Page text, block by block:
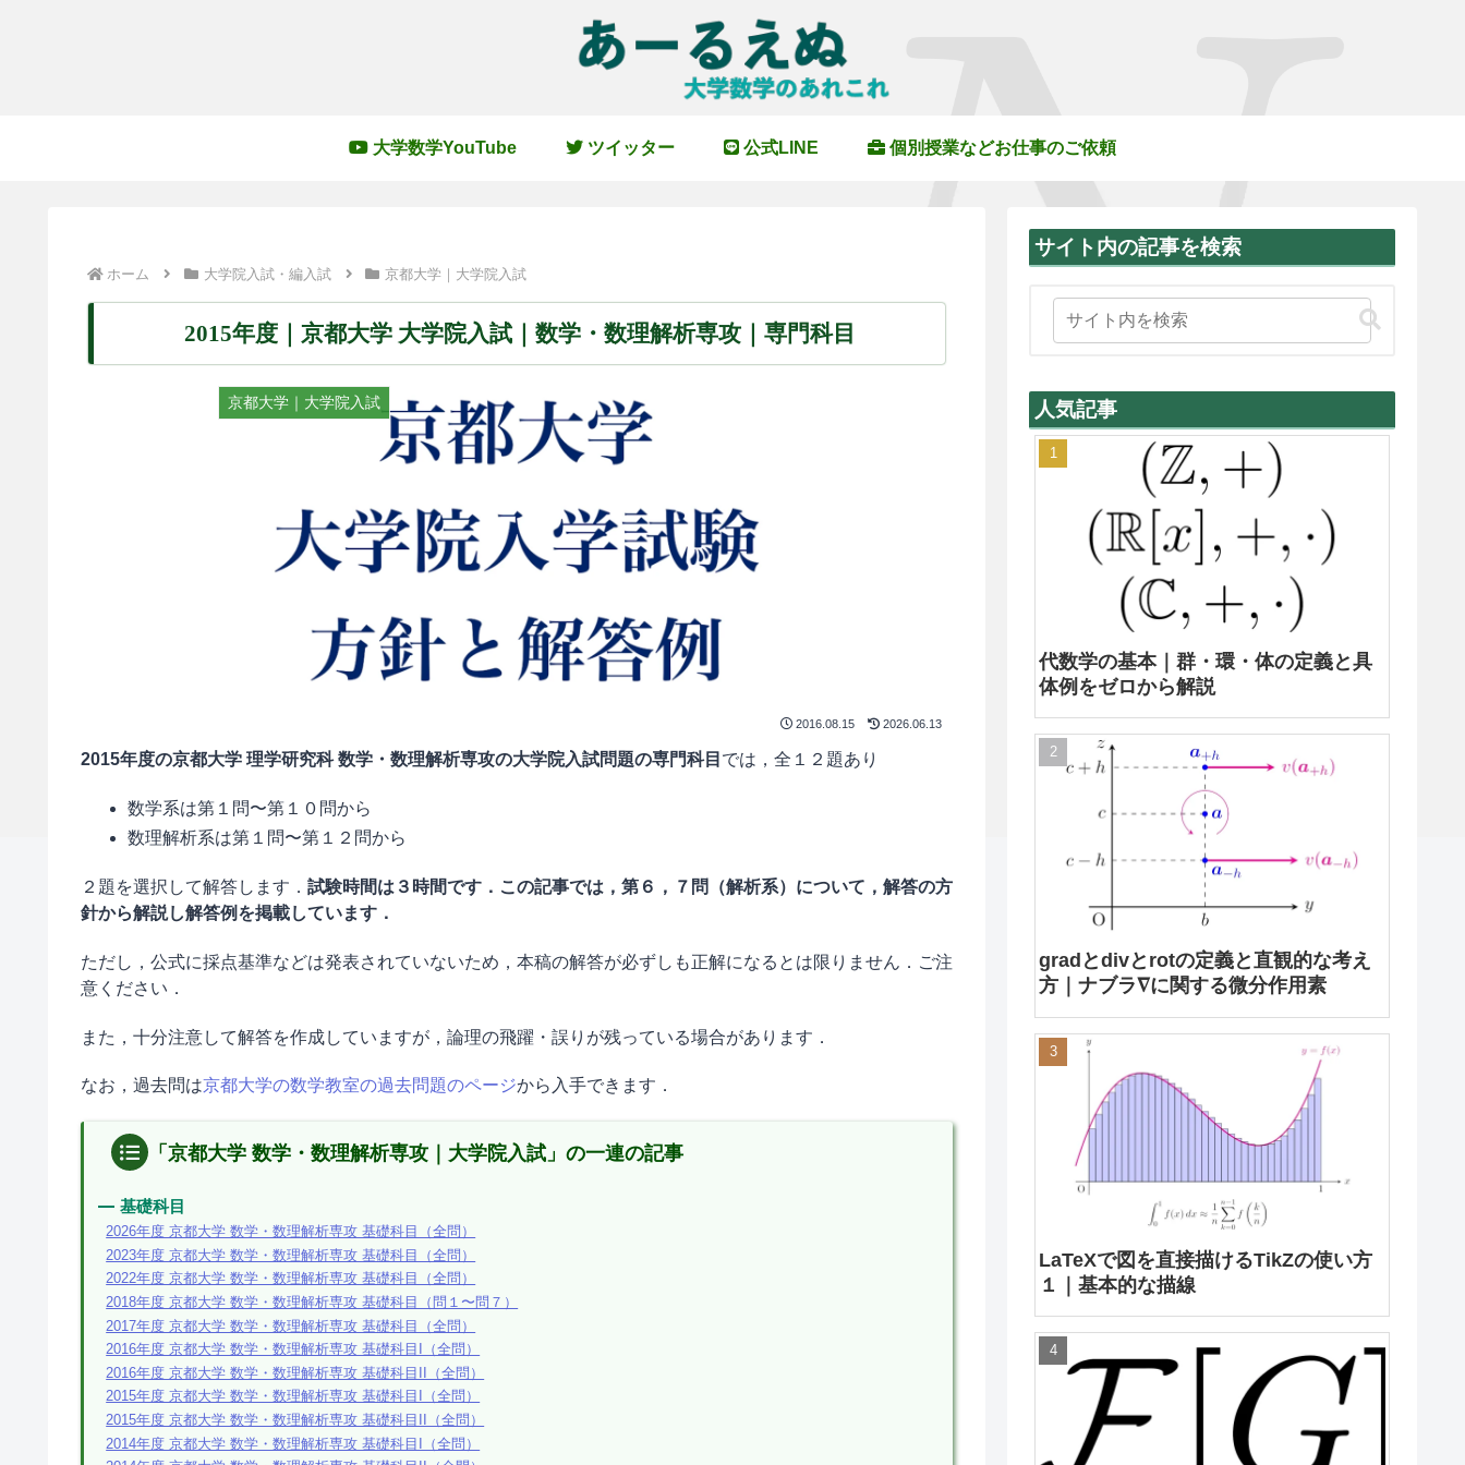
大学数学YouTube ツイッター 公式LINE 個別授業などお仕事のご依頼
ホーム 大学院入試・編入試 京都大学｜大学院入試
2015年度｜京都大学 大学院入試｜数学・数理解析専攻｜専門科目
京都大学｜大学院入試
2016.08.15 2026.06.13
2015年度の京都大学 理学研究科 数学・数理解析専攻の大学院入試問題の専門科目 では，全１２題あり
数学系は第１問〜第１０問から
数理解析系は第１問〜第１２問から
２題を選択して解答します． 試験時間は３時間です．この記事では，第６，７問（解析系）について，解答の方
針から解説し解答例を掲載しています．
ただし，公式に採点基準などは発表されていないため，本稿の解答が必ずしも正解になるとは限りません．ご注
意ください．
また，十分注意して解答を作成していますが，論理の飛躍・誤りが残っている場合があります．
なお，過去問は京都大学の数学教室の過去問題のページから入手できます．
「京都大学 数学・数理解析専攻｜大学院入試」の一連の記事
基礎科目
2026年度 京都大学 数学・数理解析専攻 基礎科目（全問）
2023年度 京都大学 数学・数理解析専攻 基礎科目（全問）
2022年度 京都大学 数学・数理解析専攻 基礎科目（全問）
2018年度 京都大学 数学・数理解析専攻 基礎科目（問１〜問７）
2017年度 京都大学 数学・数理解析専攻 基礎科目（全問）
2016年度 京都大学 数学・数理解析専攻 基礎科目I（全問）
2016年度 京都大学 数学・数理解析専攻 基礎科目II（全問）
2015年度 京都大学 数学・数理解析専攻 基礎科目I（全問）
2015年度 京都大学 数学・数理解析専攻 基礎科目II（全問）
2014年度 京都大学 数学・数理解析専攻 基礎科目I（全問）
サイト内の記事を検索
人気記事
代数学の基本｜群・環・体の定義と具
体例をゼロから解説
gradとdivとrotの定義と直観的な考え
方｜ナブラ∇に関する微分作用素
LaTeXで図を直接描けるTikZの使い方
１｜基本的な描線